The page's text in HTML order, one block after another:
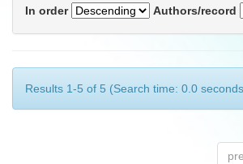
In order
Authors/record
Results 1-5 of 5 (Search time: 0.0